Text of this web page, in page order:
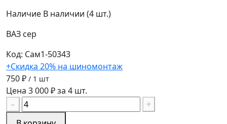
Наличие В наличии (4 шт.)
ВАЗ сер
Код: Сам1-50343
+Скидка 20% на шиномонтаж
750 ₽ / 1 шт
Цена 3 000 ₽ за 4 шт.
−
+